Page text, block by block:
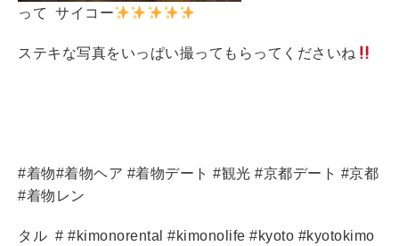
って サイコー
ステキな写真をいっぱい撮ってもらってくださいね
#着物#着物ヘア #着物デート #観光 #京都デート #京都
#着物レン
タル # #kimonorental #kimonolife #kyoto #kyotokimo